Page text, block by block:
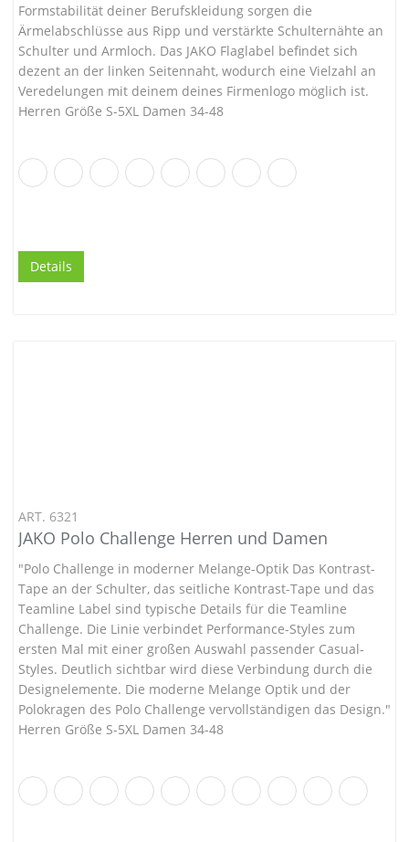
Formstabilität deiner Berufskleidung sorgen die
Ärmelabschlüsse aus Ripp und verstärkte Schulternähte an
Schulter und Armloch. Das JAKO Flaglabel befindet sich
dezent an der linken Seitennaht, wodurch eine Vielzahl an
Veredelungen mit deinem deines Firmenlogo möglich ist.
Herren Größe S-5XL Damen 34-48
Details
ART. 6321
JAKO Polo Challenge Herren und Damen
"Polo Challenge in moderner Melange-Optik Das Kontrast-
Tape an der Schulter, das seitliche Kontrast-Tape und das
Teamline Label sind typische Details für die Teamline
Challenge. Die Linie verbindet Performance-Styles zum
ersten Mal mit einer großen Auswahl passender Casual-
Styles. Deutlich sichtbar wird diese Verbindung durch die
Designelemente. Die moderne Melange Optik und der
Polokragen des Polo Challenge vervollständigen das Design."
Herren Größe S-5XL Damen 34-48